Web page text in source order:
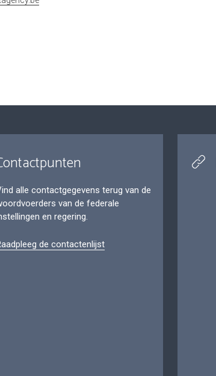
alle contactgegevens terug van de
van de federale
en regering.
de contactenlijst